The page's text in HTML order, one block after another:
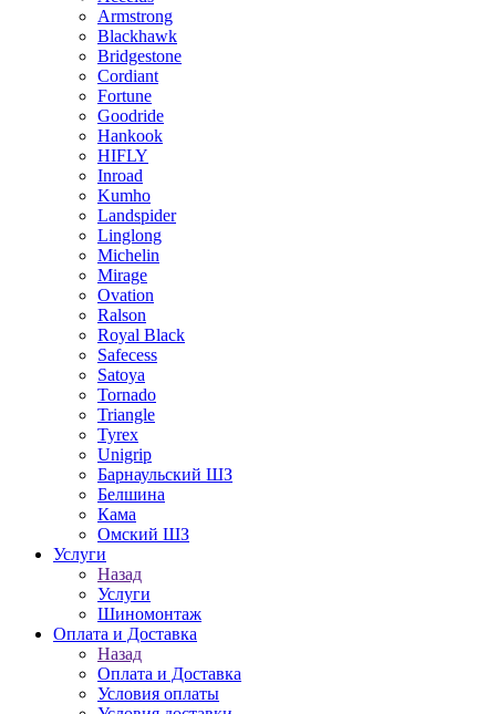
Armstrong
Blackhawk
Bridgestone
Cordiant
Fortune
Goodride
Hankook
HIFLY
Inroad
Kumho
Landspider
Linglong
Michelin
Mirage
Ovation
Ralson
Royal Black
Safecess
Satoya
Tornado
Triangle
Tyrex
Unigrip
Барнаульский ШЗ
Белшина
Кама
Омский ШЗ
Услуги
Назад
Услуги
Шиномонтаж
Оплата и Доставка
Назад
Оплата и Доставка
Условия оплаты